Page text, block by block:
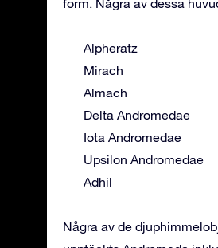
form. Några av dessa
Alpheratz
Mirach
Almach
Delta Andromedae
Iota Andromedae
Upsilon Andromedae
Adhil
Några av de